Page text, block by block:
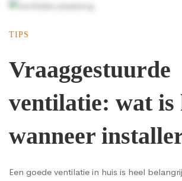
TIPS
Vraaggestuurde
ventilatie: wat is
wanneer
Een goede ventilatie in huis is heel